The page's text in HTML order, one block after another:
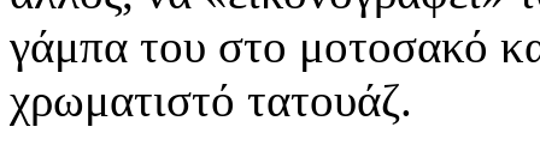
γάμπα του στο μοτοσακό
χρωματιστό τατουάζ.